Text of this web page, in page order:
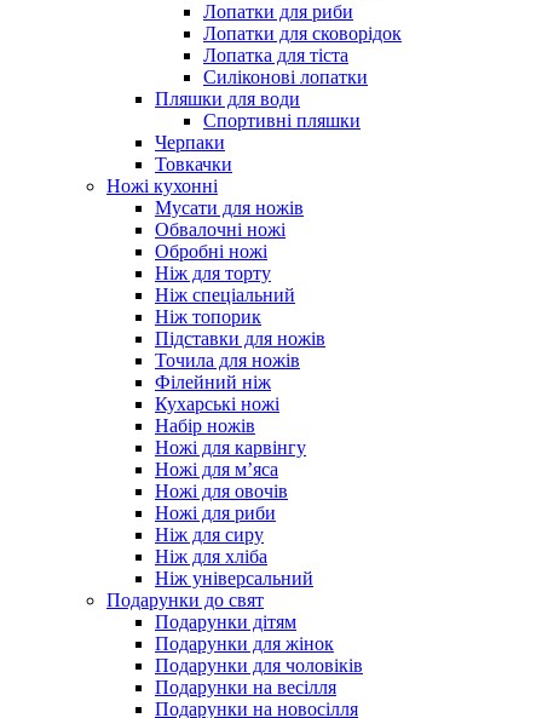
Лопатки для риби
Лопатки для сковорідок
Лопатка для тіста
Силіконові лопатки
Пляшки для води
Спортивні пляшки
Черпаки
Товкачки
Ножі кухонні
Мусати для ножів
Обвалочні ножі
Обробні ножі
Ніж для торту
Ніж спеціальний
Ніж топорик
Підставки для ножів
Точила для ножів
Філейний ніж
Кухарські ножі
Набір ножів
Ножі для карвінгу
Ножі для м’яса
Ножі для овочів
Ножі для риби
Ніж для сиру
Ніж для хліба
Ніж універсальний
Подарунки до свят
Подарунки дітям
Подарунки для жінок
Подарунки для чоловіків
Подарунки на весілля
Подарунки на новосілля